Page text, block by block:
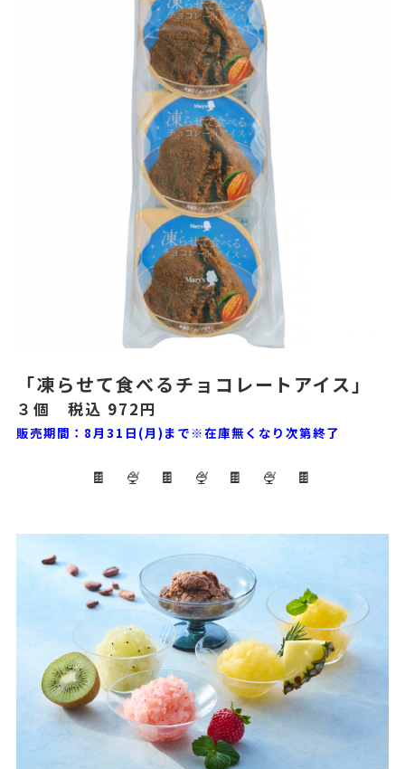
「凍らせて食べるチョコレートアイス」
３個 税込 972円
販売期間：8月31日(月)まで※在庫無くなり次第終了
🍫 🍨 🍫 🍨 🍫 🍨 🍫